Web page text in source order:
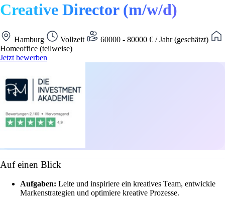
Creative Director (m/w/d)
Hamburg Vollzeit
60000 - 80000 € / Jahr (geschätzt)
Homeoffice (teilweise)
Jetzt bewerben
Auf einen Blick
Aufgaben: Leite und inspiriere ein kreatives Team, entwickle
Markenstrategien und optimiere kreative Prozesse.